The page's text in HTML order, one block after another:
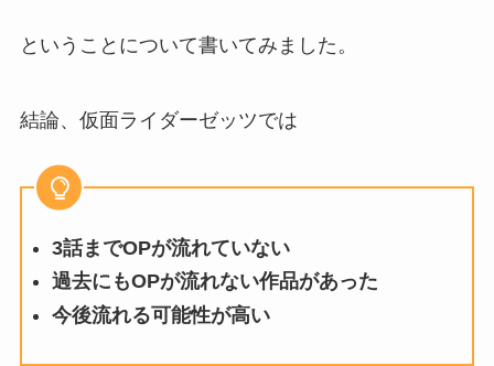
ということについて書いてみました。
結論、仮面ライダーゼッツでは
3話までOPが流れていない
過去にもOPが流れない作品があった
今後流れる可能性が高い